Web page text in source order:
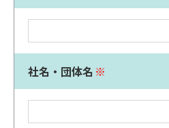
社名・団体名 ※